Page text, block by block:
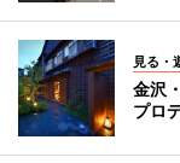
見る・
金沢
プロ